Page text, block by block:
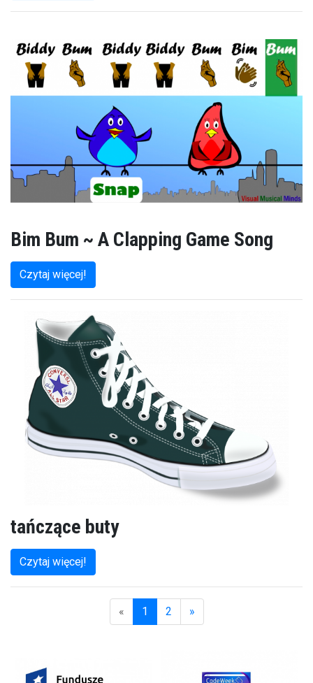
Bim Bum ~ A Clapping Game Song
Czytaj więcej!
tańczące buty
Czytaj więcej!
«
1
2 »